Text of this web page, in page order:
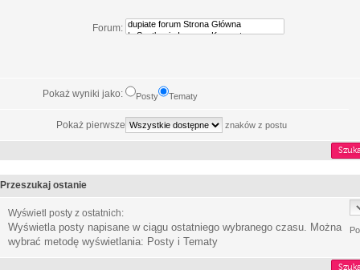
Forum:
Pokaż wyniki jako: Posty Tematy
Pokaż pierwsze znaków z postu
Przeszukaj ostanie
Wyświetl posty z ostatnich:
Wyświetla posty napisane w ciągu ostatniego wybranego czasu. Można
wybrać metodę wyświetlania: Posty i Tematy